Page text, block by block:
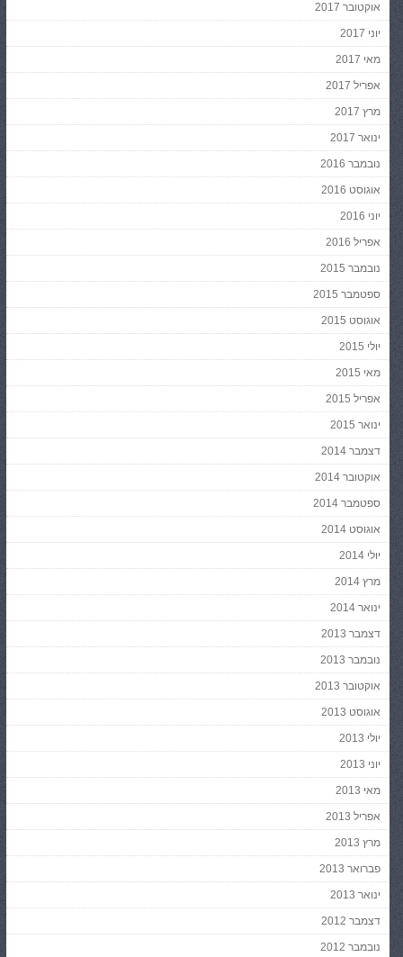
אוקטובר 2017
יוני 2017
מאי 2017
אפריל 2017
מרץ 2017
ינואר 2017
נובמבר 2016
אוגוסט 2016
יוני 2016
אפריל 2016
נובמבר 2015
ספטמבר 2015
אוגוסט 2015
יולי 2015
מאי 2015
אפריל 2015
ינואר 2015
דצמבר 2014
אוקטובר 2014
ספטמבר 2014
אוגוסט 2014
יולי 2014
מרץ 2014
ינואר 2014
דצמבר 2013
נובמבר 2013
אוקטובר 2013
אוגוסט 2013
יולי 2013
יוני 2013
מאי 2013
אפריל 2013
מרץ 2013
פברואר 2013
ינואר 2013
דצמבר 2012
נובמבר 2012